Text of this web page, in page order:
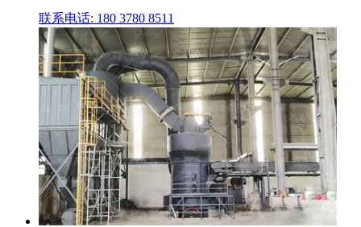
联系电话: 180 3780 8511